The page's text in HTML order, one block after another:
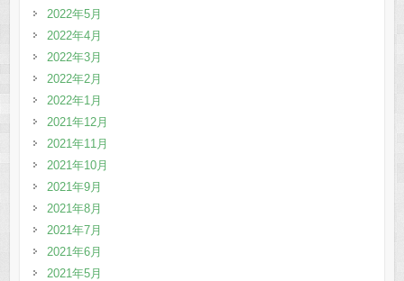
2022年5月
2022年4月
2022年3月
2022年2月
2022年1月
2021年12月
2021年11月
2021年10月
2021年9月
2021年8月
2021年7月
2021年6月
2021年5月